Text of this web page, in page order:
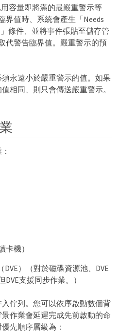
容量即將滿的最嚴重警示等
界值時、系統會產生「Needs
條件、並將事件張貼至儲存管
代警告臨界值。嚴重警示的預
永遠小於嚴重警示的值。如果
相同、則只會傳送嚴重警示。
機）
DVE）（對於磁碟資源池、DVE
支援同步作業。）
佇列。您可以依序啟動數個背
作業會延遲完成先前啟動的命
先順序層級為：